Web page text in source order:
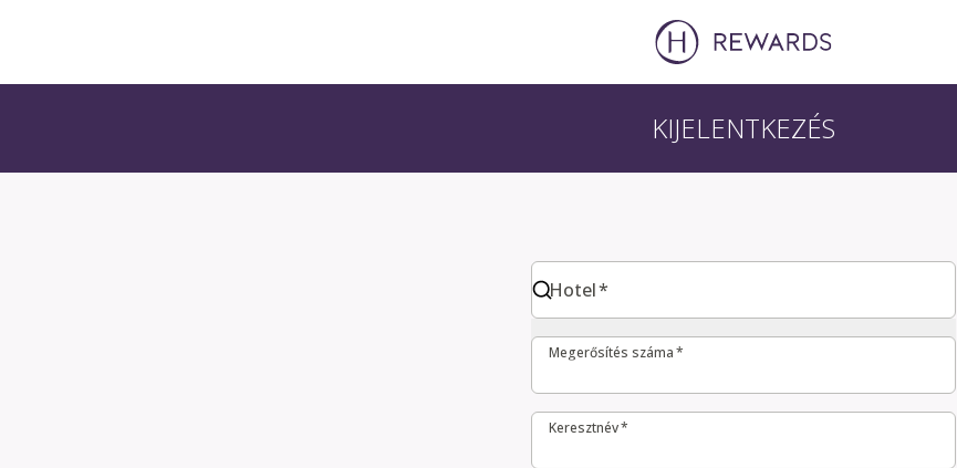
KIJELENTKEZÉS
Hotel
Hotel*
Megerősítés száma
Megerősítés száma*
Keresztnév
Keresztnév*